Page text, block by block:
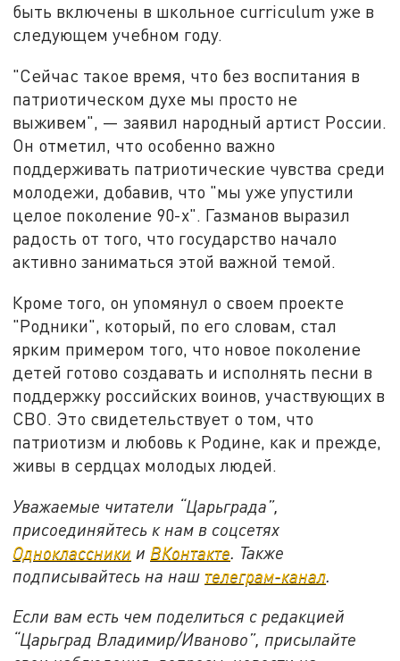
быть включены в школьное curriculum уже в
следующем учебном году.
"Сейчас такое время, что без воспитания в
патриотическом духе мы просто не
выживем", — заявил народный артист России.
Он отметил, что особенно важно
поддерживать патриотические чувства среди
молодежи, добавив, что "мы уже упустили
целое поколение 90-х". Газманов выразил
радость от того, что государство начало
активно заниматься этой важной темой.
Кроме того, он упомянул о своем проекте
"Родники", который, по его словам, стал
ярким примером того, что новое поколение
детей готово создавать и исполнять песни в
поддержку российских воинов, участвующих в
СВО. Это свидетельствует о том, что
патриотизм и любовь к Родине, как и прежде,
живы в сердцах молодых людей.
Уважаемые читатели “Царьграда”,
присоединяйтесь к нам в соцсетях
Одноклассники и ВКонтакте . Также
подписывайтесь на наш телеграм-канал
Если вам есть чем поделиться с редакцией
“Царьград Владимир/Иваново”, присылайте